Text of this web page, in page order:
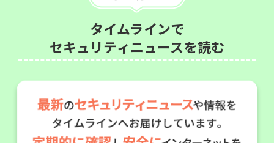
タイムラインで
セキュリティニュースを読む